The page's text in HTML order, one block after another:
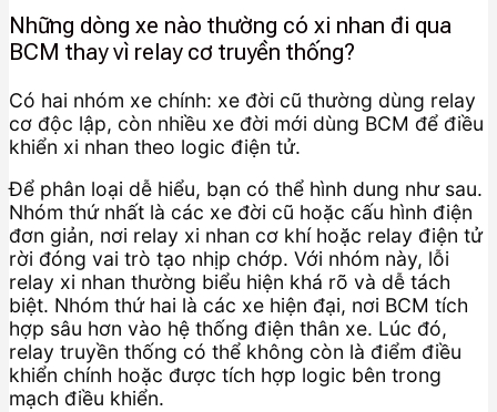
Những dòng xe nào thường có xi nhan đi qua
BCM thay vì relay cơ truyền thống?
Có hai nhóm xe chính: xe đời cũ thường dùng relay
cơ độc lập, còn nhiều xe đời mới dùng BCM để điều
khiển xi nhan theo logic điện tử.
Để phân loại dễ hiểu, bạn có thể hình dung như sau.
Nhóm thứ nhất là các xe đời cũ hoặc cấu hình điện
đơn giản, nơi relay xi nhan cơ khí hoặc relay điện tử
rời đóng vai trò tạo nhịp chớp. Với nhóm này, lỗi
relay xi nhan thường biểu hiện khá rõ và dễ tách
biệt. Nhóm thứ hai là các xe hiện đại, nơi BCM tích
hợp sâu hơn vào hệ thống điện thân xe. Lúc đó,
relay truyền thống có thể không còn là điểm điều
khiển chính hoặc được tích hợp logic bên trong
mạch điều khiển.